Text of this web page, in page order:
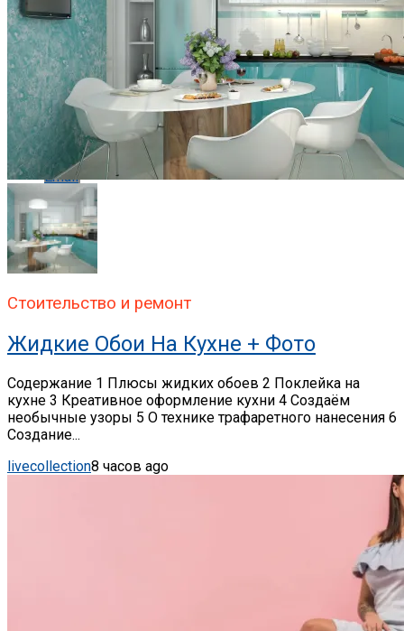
Pinterest
Whatsapp
Whatsapp
Email
Стоительство и ремонт
Жидкие Обои На Кухне + Фото
Содержание 1 Плюсы жидких обоев 2 Поклейка на
кухне 3 Креативное оформление кухни 4 Создаём
необычные узоры 5 О технике трафаретного нанесения 6
Создание...
livecollection8 часов ago